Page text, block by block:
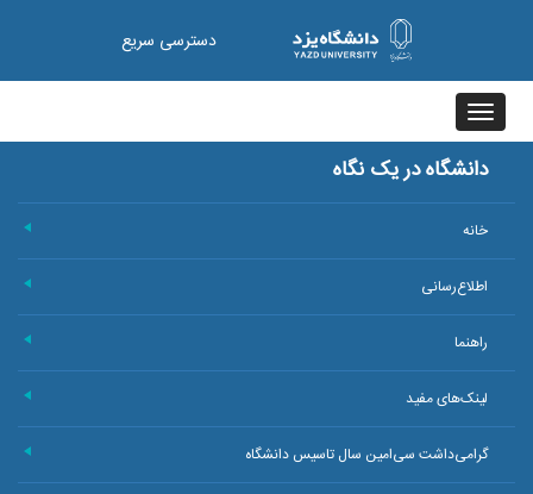
دسترسی سریع
Toggle
navigation
دانشگاه در یک نگاه
خانه
اطلاع‌رسانی
راهنما
لینک‌های مفید
گرامی‌داشت سی‌امین سال تاسیس دانشگاه